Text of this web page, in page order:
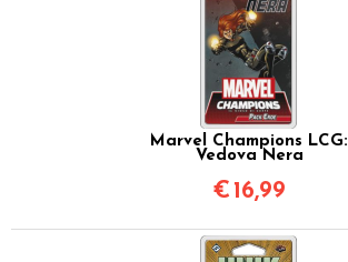
Marvel Champions LCG:
Vedova Nera
€ 16,99